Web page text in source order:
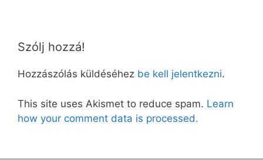
Szólj hozzá!
Hozzászólás küldéséhez be kell jelentkezni.
This site uses Akismet to reduce spam. Learn
how your comment data is processed.